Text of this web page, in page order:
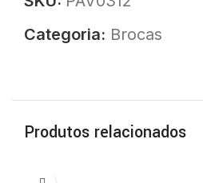
Categoria: Brocas
Produtos relacionados